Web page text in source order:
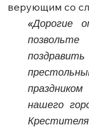
верующим со
«Дорогие
нашего